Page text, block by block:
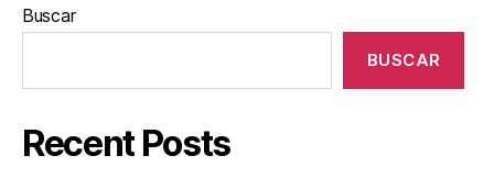
Buscar
BUSCAR
Recent Posts